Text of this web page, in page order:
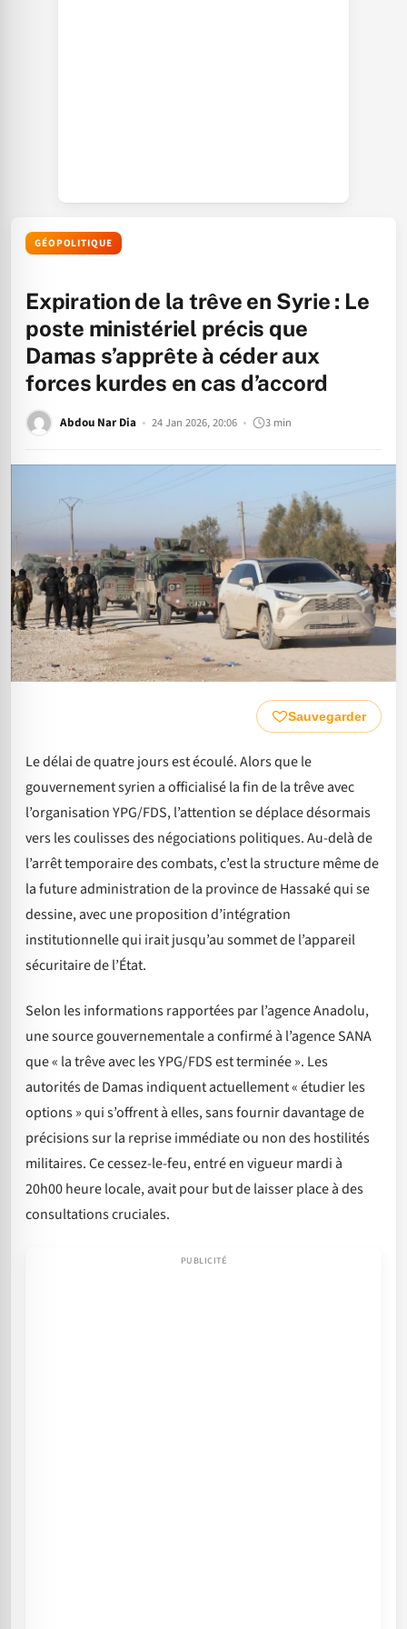
GÉOPOLITIQUE
Expiration de la trêve en Syrie : Le
poste ministériel précis que
Damas s’apprête à céder aux
forces kurdes en cas d’accord
Abdou Nar Dia 24 Jan 2026, 20:06 3 min
Sauvegarder
Le délai de quatre jours est écoulé. Alors que le
gouvernement syrien a officialisé la fin de la trêve avec
l’organisation YPG/FDS, l’attention se déplace désormais
vers les coulisses des négociations politiques. Au-delà de
l’arrêt temporaire des combats, c’est la structure même de
la future administration de la province de Hassaké qui se
dessine, avec une proposition d’intégration
institutionnelle qui irait jusqu’au sommet de l’appareil
sécuritaire de l’État.
Selon les informations rapportées par l’agence Anadolu,
une source gouvernementale a confirmé à l’agence SANA
que « la trêve avec les YPG/FDS est terminée ». Les
autorités de Damas indiquent actuellement « étudier les
options » qui s’offrent à elles, sans fournir davantage de
précisions sur la reprise immédiate ou non des hostilités
militaires. Ce cessez-le-feu, entré en vigueur mardi à
20h00 heure locale, avait pour but de laisser place à des
consultations cruciales.